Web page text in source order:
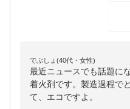
でぶしょ(40代・女性)
最近ニュースでも話題に
着火剤です。製造過程で
て、エコですよ。